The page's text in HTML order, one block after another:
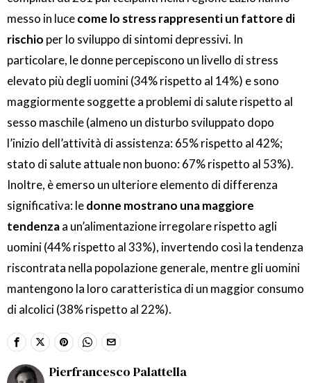
messo in lucecome lo stress rappresenti un fattore di
rischio per lo sviluppo di sintomi depressivi. In
particolare, le donne percepiscono un livello di stress
elevato più degli uomini (34% rispetto al 14%) e sono
maggiormente soggette a problemi di salute rispetto al
sesso maschile (almeno un disturbo sviluppato dopo
l’inizio dell’attività di assistenza: 65% rispetto al 42%;
stato di salute attuale non buono: 67% rispetto al 53%).
Inoltre, è emerso un ulteriore elemento di differenza
significativa: ledonne mostrano una maggiore
tendenzaa un’alimentazione irregolare rispetto agli
uomini (44% rispetto al 33%), invertendo così la tendenza
riscontrata nella popolazione generale, mentre gli uomini
mantengono la loro caratteristica di un maggior consumo
di alcolici (38% rispetto al 22%).
Pierfrancesco Palattella